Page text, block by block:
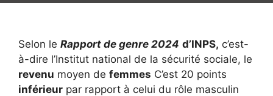
Selon le Rapport de genre 2024 d’INPS, c’est-
à-dire l’Institut national de la sécurité sociale, le
revenu moyen de femmes C’est 20 points
inférieur par rapport à celui du rôle masculin